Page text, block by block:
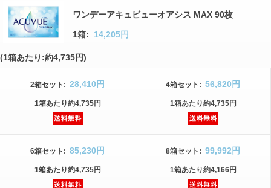
ワンデーアキュビューオアシス MAX 90枚
1箱: 14,205円
(1箱あたり:約4,735円)
2箱セット : 28,410円
1箱あたり約4,735円
4箱セット : 56,820円
1箱あたり約4,735円
6箱セット : 85,230円
1箱あたり約4,735円
8箱セット : 99,992円
1箱あたり約4,166円